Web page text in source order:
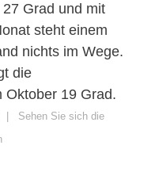
Grad und mit
steht einem
nichts im Wege.
die
Oktober 19 Grad.
| Sehen Sie sich die